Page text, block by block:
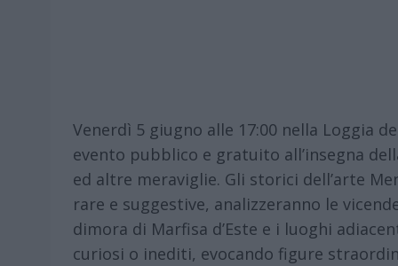
Venerdì 5 giugno alle 17:00 nella Loggia
evento pubblico e gratuito all’insegna
ed altre meraviglie. Gli storici dell’arte
rare e suggestive, analizzeranno le
dimora di Marfisa d’Este e i luoghi
curiosi o inediti, evocando figure